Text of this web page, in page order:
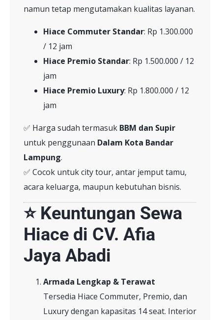
namun tetap mengutamakan kualitas layanan.
Hiace Commuter Standar: Rp 1.300.000
/ 12 jam
Hiace Premio Standar: Rp 1.500.000 / 12
jam
Hiace Premio Luxury: Rp 1.800.000 / 12
jam
✅ Harga sudah termasuk BBM dan Supir
untuk penggunaan Dalam Kota Bandar
Lampung.
✅ Cocok untuk city tour, antar jemput tamu,
acara keluarga, maupun kebutuhan bisnis.
⭐ Keuntungan Sewa
Hiace di CV. Afia
Jaya Abadi
Armada Lengkap & Terawat
Tersedia Hiace Commuter, Premio, dan
Luxury dengan kapasitas 14 seat. Interior